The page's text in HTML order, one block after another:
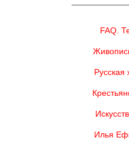
FAQ.
Русская
Илья